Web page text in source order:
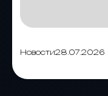
Новости28.07.2026